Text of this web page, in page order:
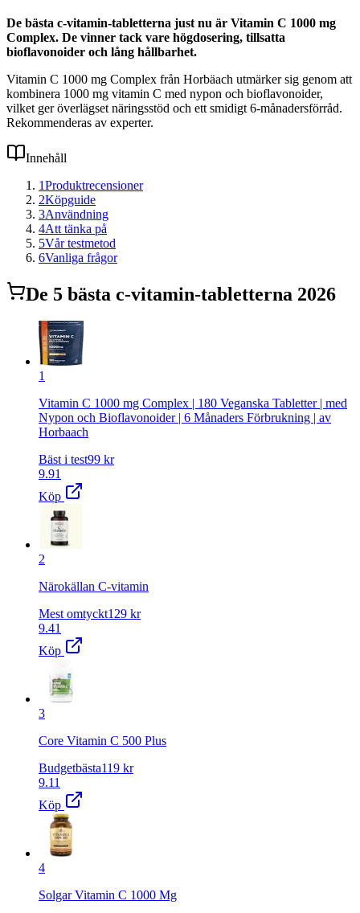
De bästa c-vitamin-tabletterna just nu är Vitamin C 1000 mg
Complex. De vinner tack vare högdosering, tillsatta
bioflavonoider och lång hållbarhet.
Vitamin C 1000 mg Complex från Horbäach utmärker sig genom att
kombinera 1000 mg vitamin C med nypon och bioflavonoider,
vilket ger överlägset näringsstöd och ett smidigt 6-månadersförråd.
Rekommenderas av experter.
Innehåll
1Produktrecensioner
2Köpguide
3Användning
4Att tänka på
5Vår testmetod
6Vanliga frågor
De 5 bästa c-vitamin-tabletterna 2026
1
Vitamin C 1000 mg Complex | 180 Veganska Tabletter | med
Nypon och Bioflavonoider | 6 Månaders Förbrukning | av
Horbaach
Bäst i test99 kr
9.91
Köp
2
Närokällan C-vitamin
Mest omtyckt129 kr
9.41
Köp
3
Core Vitamin C 500 Plus
Budgetbästa119 kr
9.11
Köp
4
Solgar Vitamin C 1000 Mg